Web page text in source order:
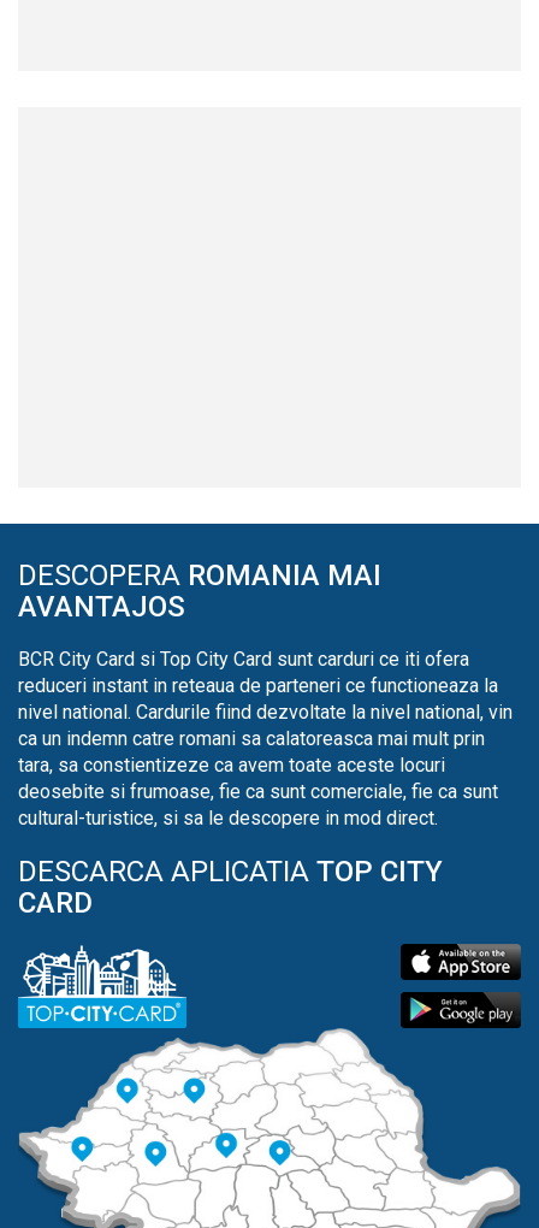
DESCOPERA ROMANIA MAI
AVANTAJOS
BCR City Card si Top City Card sunt carduri ce iti ofera
reduceri instant in reteaua de parteneri ce functioneaza la
nivel national. Cardurile fiind dezvoltate la nivel national, vin
ca un indemn catre romani sa calatoreasca mai mult prin
tara, sa constientizeze ca avem toate aceste locuri
deosebite si frumoase, fie ca sunt comerciale, fie ca sunt
cultural-turistice, si sa le descopere in mod direct.
DESCARCA APLICATIA TOP CITY
CARD